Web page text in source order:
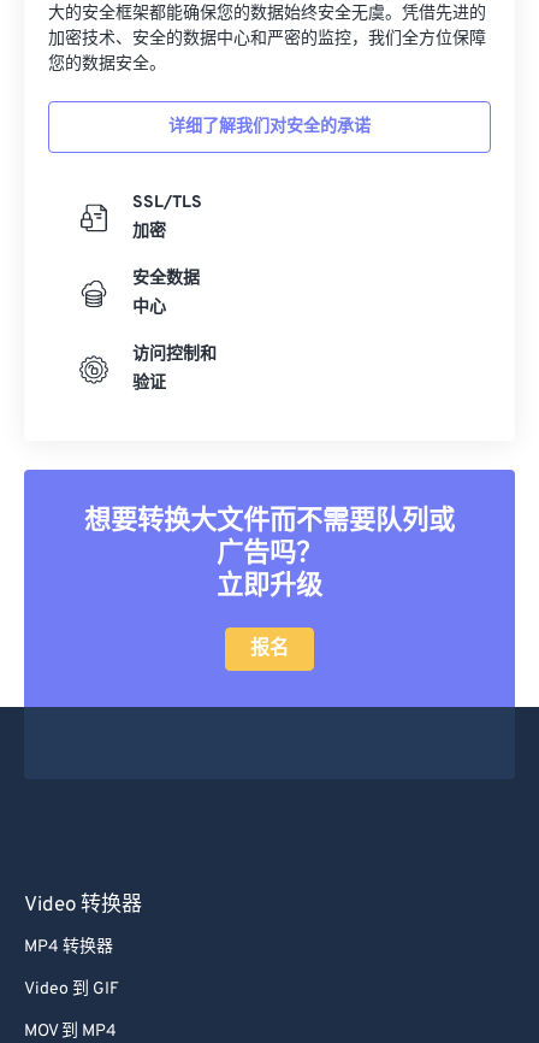
大的安全框架都能确保您的数据始终安全无虞。凭借先进的
加密技术、安全的数据中心和严密的监控，我们全方位保障
您的数据安全。
详细了解我们对安全的承诺
SSL/TLS
加密
安全数据
中心
访问控制和
验证
想要转换大文件而不需要队列或
广告吗？
立即升级
报名
Video 转换器
MP4 转换器
Video 到 GIF
MOV 到 MP4